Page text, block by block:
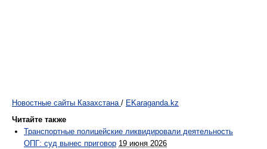
Новостные сайты Казахстана / EKaraganda.kz
Читайте также
Транспортные полицейские ликвидировали деятельность
ОПГ: суд вынес приговор 19 июня 2026